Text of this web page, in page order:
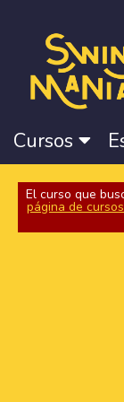
Cursos
El curso que
página de